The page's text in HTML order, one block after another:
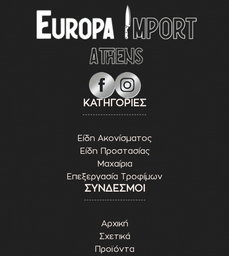
ΚΑΤΗΓΟΡΙΕΣ
Είδη Ακονίσματος
Είδη Προστασίας
Μαχαίρια
Επεξεργασία Τροφίμων
ΣΥΝΔΕΣΜΟΙ
Αρχική
Σχετικά
Προϊόντα